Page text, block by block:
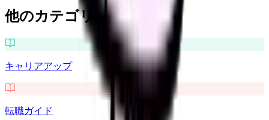
他のカテゴリを探す
キャリアアップ
転職ガイド